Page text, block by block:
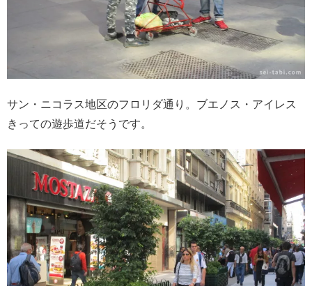
サン・ニコラス地区のフロリダ通り。ブエノス・アイレス
きっての遊歩道だそうです。